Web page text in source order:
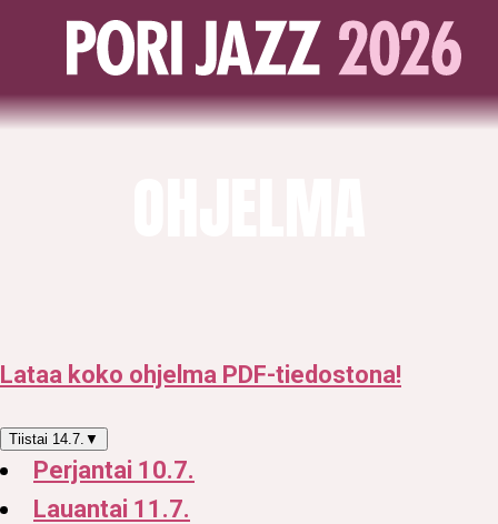
Lataa koko ohjelma PDF-tiedostona!
Tiistai 14.7. ▼
Perjantai 10.7.
Lauantai 11.7.